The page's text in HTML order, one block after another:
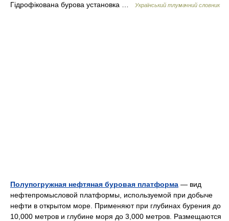
Гідрофікована бурова установка …
Український тлумачний словник
Полупогружная нефтяная буровая платформа — вид
нефтепромысловой платформы, используемой при добыче
нефти в открытом море. Применяют при глубинах бурения до
10,000 метров и глубине моря до 3,000 метров. Размещаются